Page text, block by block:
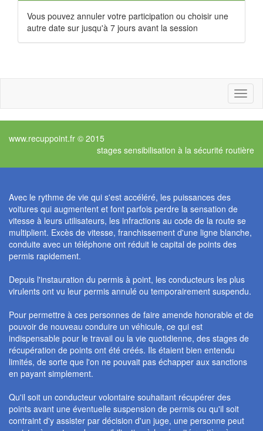
Vous pouvez annuler votre participation ou choisir une
autre date sur jusqu'à 7 jours avant la session
www.recuppoint.fr © 2015
stages sensibilisation à la sécurité routière
Avec le rythme de vie qui s'est accéléré, les puissances des
voitures qui augmentent et font parfois perdre la sensation de
vitesse à leurs utilisateurs, les infractions au code de la route se
multiplient. Excès de vitesse, franchissement d'une ligne blanche,
conduite avec un téléphone ont réduit le capital de points des
permis rapidement.
Depuis l'instauration du permis à point, les conducteurs les plus
virulents ont vu leur permis annulé ou temporairement suspendu.
Pour permettre à ces personnes de faire amende honorable et de
pouvoir de nouveau conduire un véhicule, ce qui est
indispensable pour le travail ou la vie quotidienne, des stages de
récupération de points ont été créés. Ils étaient bien entendu
limités, de sorte que l'on ne pouvait pas échapper aux sanctions
en payant simplement.
Qu'il soit un conducteur volontaire souhaitant récupérer des
points avant une éventuelle suspension de permis ou qu'il soit
contraint d'y assister par décision d'un juge, une personne peut